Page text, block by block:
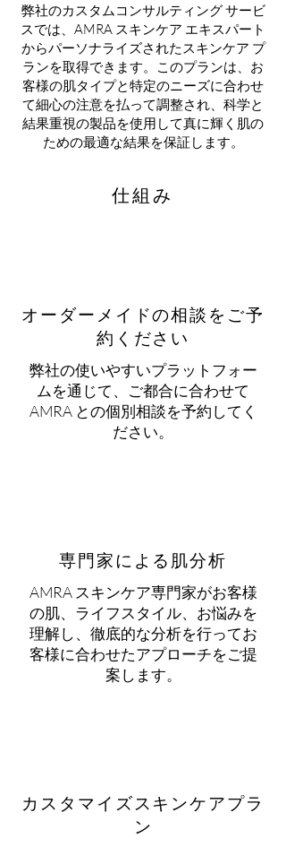
弊社のカスタムコンサルティング サービ
スでは、AMRA スキンケア エキスパート
からパーソナライズされたスキンケア プ
ランを取得できます。このプランは、お
客様の肌タイプと特定のニーズに合わせ
て細心の注意を払って調整され、科学と
結果重視の製品を使用して真に輝く肌の
ための最適な結果を保証します。
仕組み
オーダーメイドの相談をご予
約ください
弊社の使いやすいプラットフォー
ムを通じて、ご都合に合わせて
AMRA との個別相談を予約してく
ださい。
専門家による肌分析
AMRA スキンケア専門家がお客様
の肌、ライフスタイル、お悩みを
理解し、徹底的な分析を行ってお
客様に合わせたアプローチをご提
案します。
カスタマイズスキンケアプラ
ン